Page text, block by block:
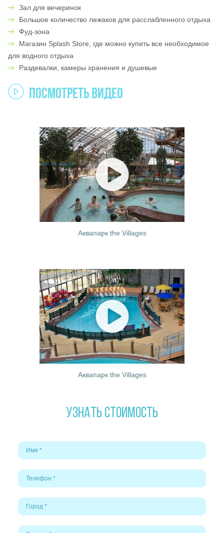
Зал для вечеринок
Большое количество лежаков для расслабленного отдыха
Фуд-зона
Магазин Splash Store, где можно купить все необходимое
для водного отдыха
Раздевалки, камеры хранения и душевые
Посмотреть видео
Аквапарк the Villages
Аквапарк the Villages
УЗНАТЬ СТОИМОСТЬ